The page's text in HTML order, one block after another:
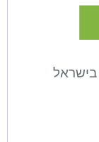
בישראל